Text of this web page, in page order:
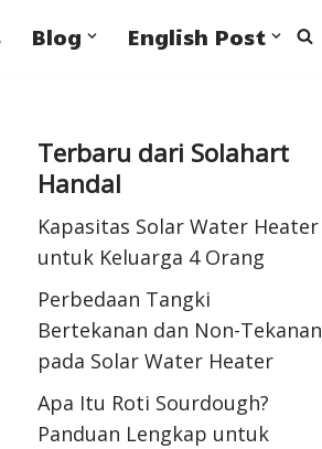
Blog English Post
Terbaru dari Solahart
Handal
Kapasitas Solar Water Heater
untuk Keluarga 4 Orang
Perbedaan Tangki
Bertekanan dan Non-Tekanan
pada Solar Water Heater
Apa Itu Roti Sourdough?
Panduan Lengkap untuk